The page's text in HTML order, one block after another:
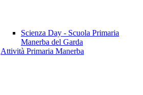
Scienza Day - Scuola Primaria
Manerba del Garda
Attività Primaria Manerba